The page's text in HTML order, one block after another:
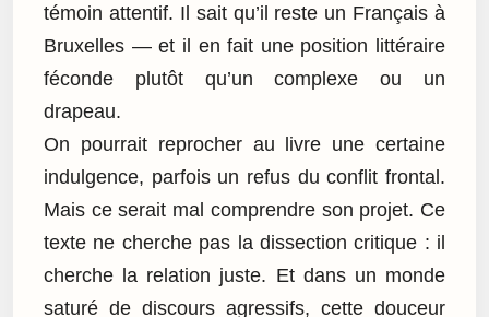
témoin attentif. Il sait qu’il reste un Français à
Bruxelles — et il en fait une position littéraire
féconde plutôt qu’un complexe ou un
drapeau.
On pourrait reprocher au livre une certaine
indulgence, parfois un refus du conflit frontal.
Mais ce serait mal comprendre son projet. Ce
texte ne cherche pas la dissection critique : il
cherche la relation juste. Et dans un monde
saturé de discours agressifs, cette douceur